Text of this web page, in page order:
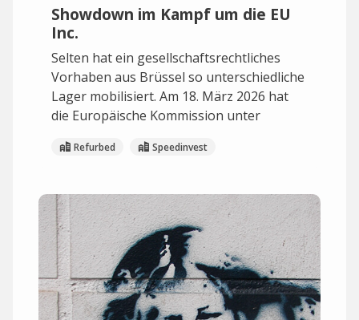
Showdown im Kampf um die EU
Inc.
Selten hat ein gesellschaftsrechtliches
Vorhaben aus Brüssel so unterschiedliche
Lager mobilisiert. Am 18. März 2026 hat
die Europäische Kommission unter
Refurbed Speedinvest